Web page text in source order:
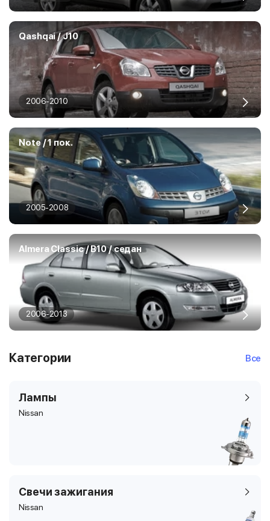
Qashqai / J10
2006-2010
Note / 1 пок.
2005-2008
Almera Classic / B10 / седан
2006-2013
Категории Все
Лампы
Nissan
Свечи зажигания
Nissan